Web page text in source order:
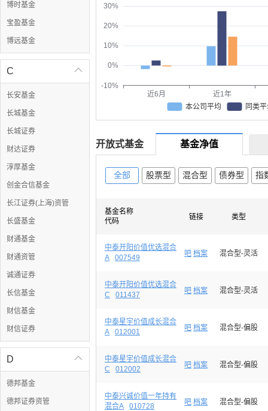
博时基金
宝盈基金
博远基金

C
长安基金
长城基金
长城证券
财达证券
淳厚基金
创金合信基金
长江证券(上海)资管
长盛基金
财通基金
财通资管
诚通证券
长信基金
财信基金
财信证券

D
德邦基金
德邦证券资管
-10%
0%
10%
20%
30%
近6月
近1年
本公司平均
同类
开放式基金 基金净值
全部 股票型 混合型 债券型 指
基金名称
代码
链接 类型
中泰开阳价值优选混合
A
007549 吧 档案 混合型-灵活
中泰开阳价值优选混合
C
011437 吧 档案 混合型-灵活
中泰星宇价值成长混合
A
012001 吧 档案 混合型-偏股
中泰星宇价值成长混合
C
012002 吧 档案 混合型-偏股
中泰兴诚价值一年持有
混合A
010728 吧 档案 混合型-偏股